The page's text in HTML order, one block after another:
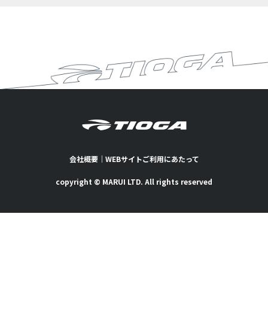
会社概要｜ WEBサイトご利用にあたって
copyright © MARUI LTD. All rights reserved